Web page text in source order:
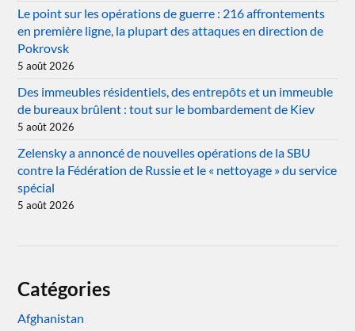
Le point sur les opérations de guerre : 216 affrontements
en première ligne, la plupart des attaques en direction de
Pokrovsk
5 août 2026
Des immeubles résidentiels, des entrepôts et un immeuble
de bureaux brûlent : tout sur le bombardement de Kiev
5 août 2026
Zelensky a annoncé de nouvelles opérations de la SBU
contre la Fédération de Russie et le « nettoyage » du service
spécial
5 août 2026
Catégories
Afghanistan